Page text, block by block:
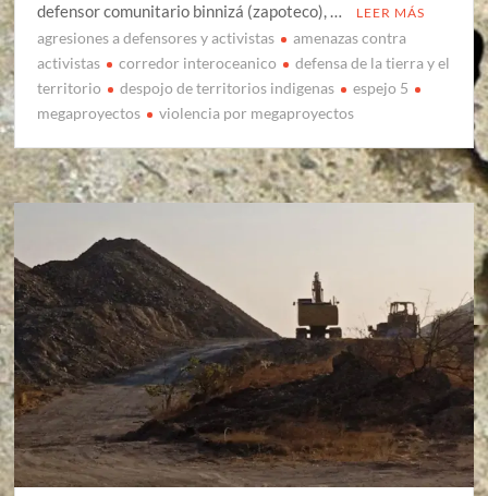
defensor comunitario binnizá (zapoteco), …
LEER MÁS
agresiones a defensores y activistas
amenazas contra
activistas
corredor interoceanico
defensa de la tierra y el
territorio
despojo de territorios indigenas
espejo 5
megaproyectos
violencia por megaproyectos